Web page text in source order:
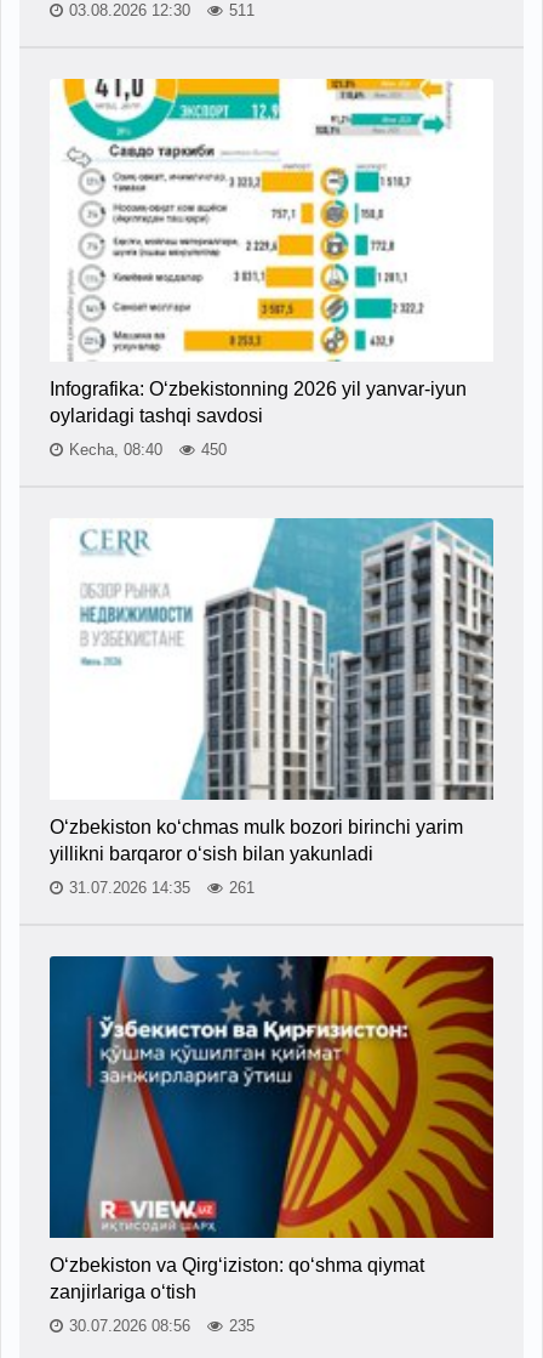
03.08.2026 12:30 511
Infografika: O‘zbekistonning 2026 yil yanvar-iyun
oylaridagi tashqi savdosi
Kecha, 08:40 450
O‘zbekiston ko‘chmas mulk bozori birinchi yarim
yillikni barqaror o‘sish bilan yakunladi
31.07.2026 14:35 261
O‘zbekiston va Qirg‘iziston: qo‘shma qiymat
zanjirlariga o‘tish
30.07.2026 08:56 235